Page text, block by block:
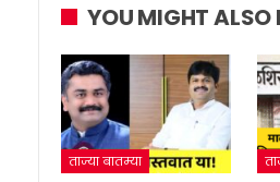
YOU MIGHT ALSO
ताज्या बातम्या